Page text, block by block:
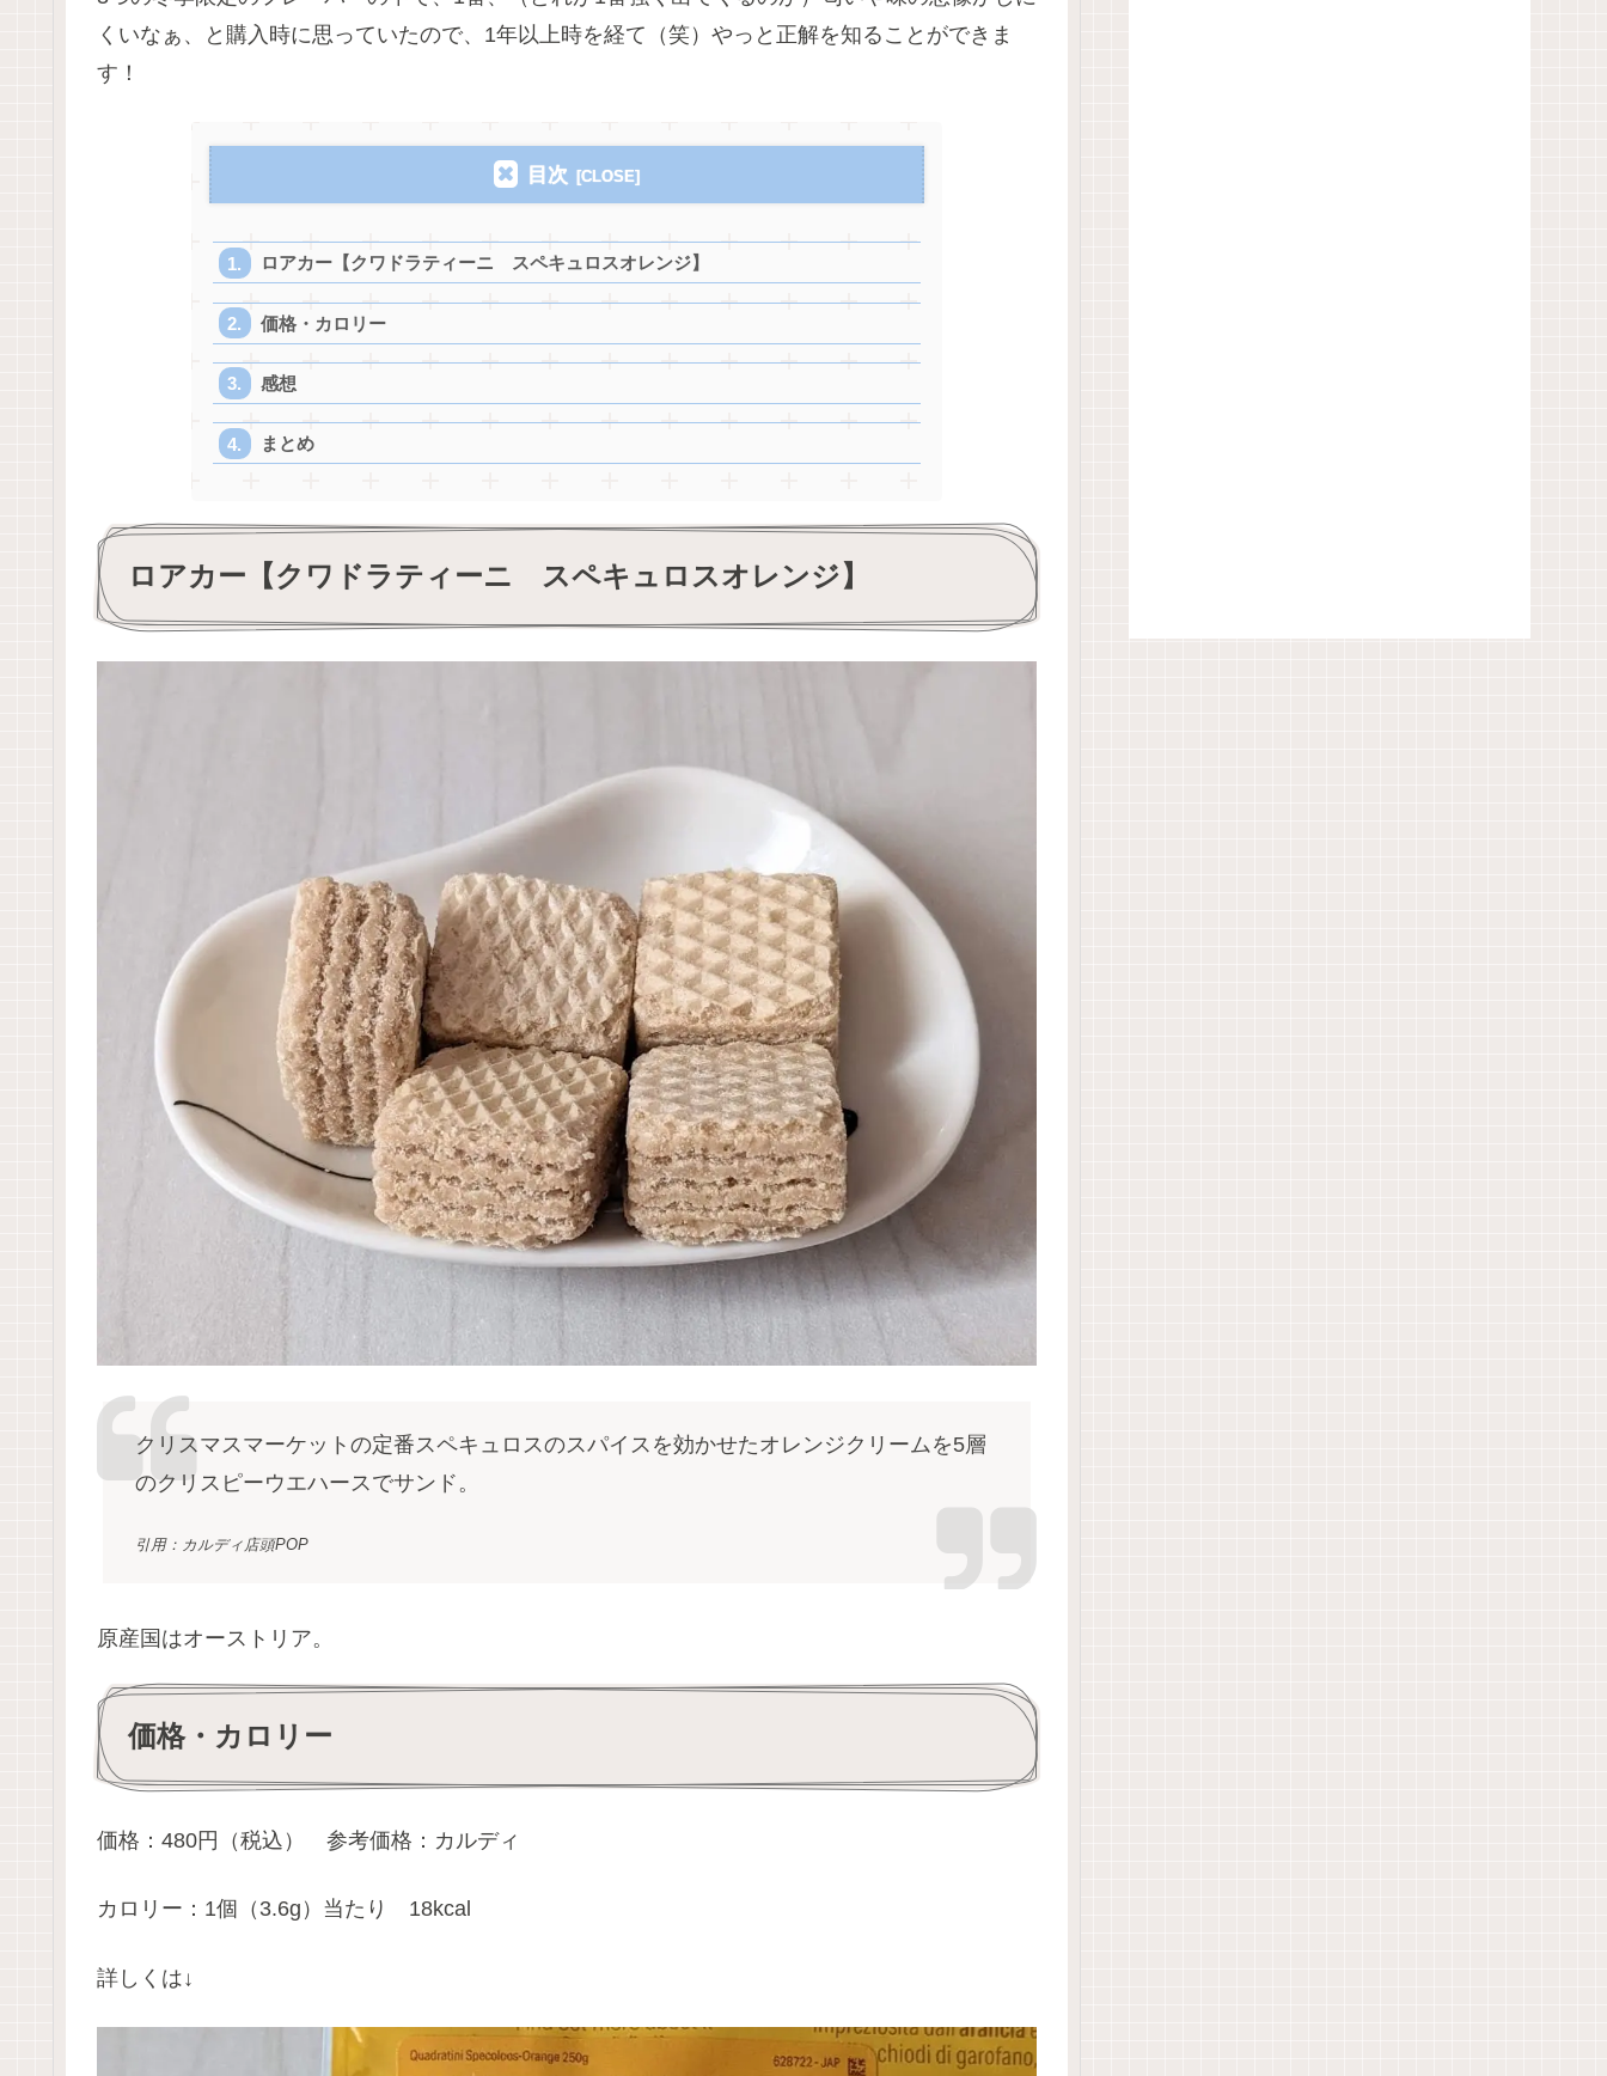
くいなぁ、と購入時に思っていたので、1年以上時を経て（笑）やっと正解を知ることができま
す！
目次
ロアカー【クワドラティーニ スペキュロスオレンジ】
価格・カロリー
感想
まとめ
ロアカー【クワドラティーニ スペキュロスオレンジ】
クリスマスマーケットの定番スペキュロスのスパイスを効かせたオレンジクリームを5層
のクリスピーウエハースでサンド。
引用：カルディ店頭POP
原産国はオーストリア。
価格・カロリー
価格：480円（税込） 参考価格：カルディ
カロリー：1個（3.6g）当たり 18kcal
詳しくは↓